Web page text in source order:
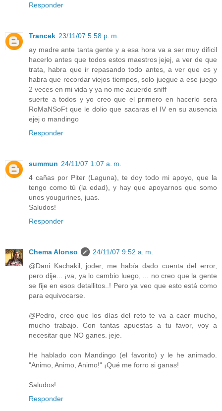
Responder
Trancek 23/11/07 5:58 p. m.
ay madre ante tanta gente y a esa hora va a ser muy dificil
hacerlo antes que todos estos maestros jejej, a ver de que
trata, habra que ir repasando todo antes, a ver que es y
habra que recordar viejos tiempos, solo juegue a ese juego
2 veces en mi vida y ya no me acuerdo sniff
suerte a todos y yo creo que el primero en hacerlo sera
RoMaNSoFt que le dolio que sacaras el IV en su ausencia
ejej o mandingo
Responder
summun 24/11/07 1:07 a. m.
4 cañas por Piter (Laguna), te doy todo mi apoyo, que la
tengo como tú (la edad), y hay que apoyarnos que somo
unos yougurines, juas.
Saludos!
Responder
Chema Alonso
24/11/07 9:52 a. m.
@Dani Kachakil, joder, me había dado cuenta del error,
pero dije... ¡va, ya lo cambio luego, ... no creo que la gente
se fije en esos detallitos..! Pero ya veo que esto está como
para equivocarse.
@Pedro, creo que los días del reto te va a caer mucho,
mucho trabajo. Con tantas apuestas a tu favor, voy a
necesitar que NO ganes. jeje.
He hablado con Mandingo (el favorito) y le he animado.
"Animo, Animo, Animo!" ¡Qué me forro si ganas!
Saludos!
Responder